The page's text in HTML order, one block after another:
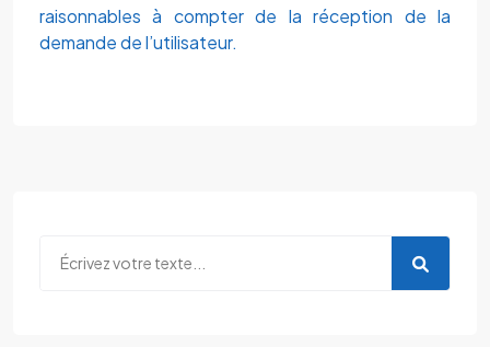
raisonnables à compter de la réception de la
demande de l’utilisateur.